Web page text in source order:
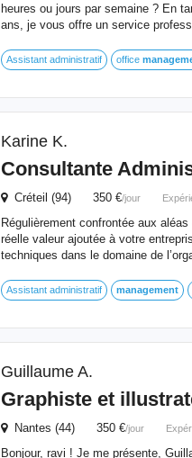
heures ou jours par semaine ? En
ans, je vous offre un service
Assistant administratif office
Karine K.
Consultante
Créteil (94) 350 €/jour
Régulièrement confrontée aux
réelle valeur ajoutée à votre
techniques dans le domaine de
Assistant administratif management
Guillaume A.
Graphiste et
Nantes (44) 350 €/jour
Bonjour, ravi ! Je me présente,